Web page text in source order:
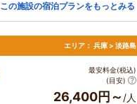
この施設の宿泊プランをもっとみる
エリア： 兵庫 > 淡路島
最安料金(税込)
(目安)
26,400円～ /人